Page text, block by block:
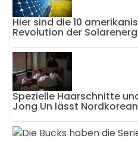
Hier sind die 10
Revolution der
Spezielle Haarschnitte
Jong Un lässt